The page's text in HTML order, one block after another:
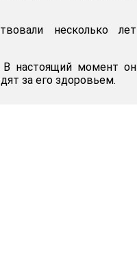
несколько лет
В настоящий момент он
за его здоровьем.